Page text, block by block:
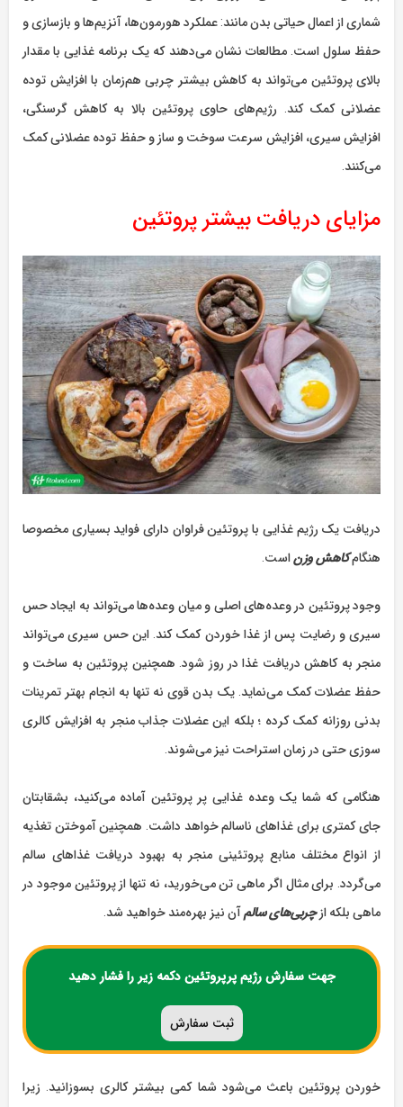
شماری از اعمال حیاتی بدن مانند: عملکرد هورمون‌ها، آنزیم‌ها و بازسازی و
حفظ سلول است. مطالعات نشان می‌دهند که یک برنامه غذایی با مقدار
بالای پروتئین می‌تواند به کاهش بیشتر چربی هم‌زمان با افزایش توده
عضلانی کمک کند. رژیم‌های حاوی پروتئین بالا به کاهش گرسنگی،
افزایش سیری، افزایش سرعت سوخت و ساز و حفظ توده عضلانی کمک
می‌کنند.
مزایای دریافت بیشتر پروتئین
دریافت یک رژیم غذایی با پروتئین فراوان دارای فواید بسیاری مخصوصا
هنگامکاهش وزناست.
وجود پروتئین در وعده‌های اصلی و میان وعده‌ها می‌تواند به ایجاد حس
سیری و رضایت پس از غذا خوردن کمک کند. این حس سیری می‌تواند
منجر به کاهش دریافت غذا در روز شود. همچنین پروتئین به ساخت و
حفظ عضلات کمک می‌نماید. یک بدن قوی نه تنها به انجام بهتر تمرینات
بدنی روزانه کمک کرده ؛ بلکه این عضلات جذاب منجر به افزایش کالری
سوزی حتی در زمان استراحت نیز می‌شوند.
هنگامی که شما یک وعده‌ غذایی پر پروتئین آماده می‌کنید، بشقابتان
جای کمتری برای غذاهای ناسالم خواهد داشت. همچنین آموختن تغذیه
از انواع مختلف منابع پروتئینی منجر به بهبود دریافت غذاهای سالم
می‌گردد. برای مثال اگر ماهی تن می‌خورید، نه تنها از پروتئین موجود در
ماهی بلکه ازچربی‌های سالمآن نیز بهره‌مند خواهید شد.
جهت سفارش رژیم پرپروتئین دکمه زیر را فشار دهید
ثبت سفارش
خوردن پروتئین باعث می‌شود شما کمی بیشتر کالری بسوزانید. زیرا